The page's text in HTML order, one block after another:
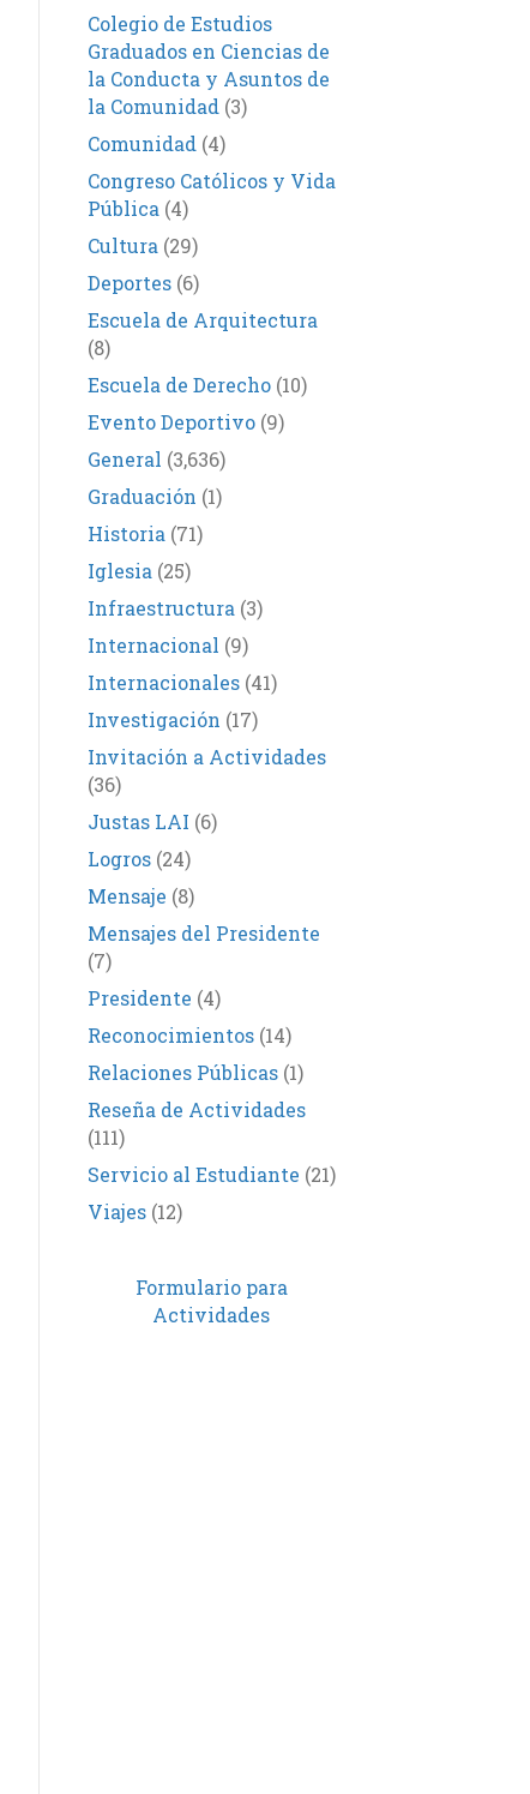
Colegio de Estudios
Graduados en Ciencias de
la Conducta y Asuntos de
la Comunidad (3)
Comunidad (4)
Congreso Católicos y Vida
Pública (4)
Cultura (29)
Deportes(6)
Escuela de Arquitectura
(8)
Escuela de Derecho(10)
Evento Deportivo(9)
General (3,636)
Graduación (1)
Historia (71)
Iglesia (25)
Infraestructura (3)
Internacional (9)
Internacionales(41)
Investigación (17)
Invitación a Actividades
(36)
Justas LAI (6)
Logros(24)
Mensaje (8)
Mensajes del Presidente
(7)
Presidente (4)
Reconocimientos(14)
Relaciones Públicas(1)
Reseña de Actividades
(111)
Servicio al Estudiante (21)
Viajes(12)
Formulario para
Actividades